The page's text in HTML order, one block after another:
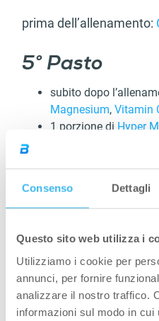
Consenso Dettagli
Questo sito web utilizza i
Utilizziamo i cookie per
annunci, per fornire
analizzare il nostro traffico.
informazioni sul modo in
prima dell’allenamento:
5° Pasto
subito dopo
Magnesium, Vitamin
1 porzione di Hyper
245 kcal, 24 g di
50 g di riso integrale,
g di zucchine grigliate
288 kcal, 20 g di
2.5 g di grassi